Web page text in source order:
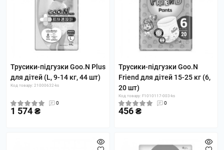
Трусики-підгузки Goo.N Plus
для дітей (L, 9-14 кг, 44 шт)
Код товару: 21000632-ks
0
1 574 ₴
Трусики-підгузки Goo.N
Friend для дітей 15-25 кг (6,
20 шт)
Код товару: F1010117-003-ks
0
456 ₴